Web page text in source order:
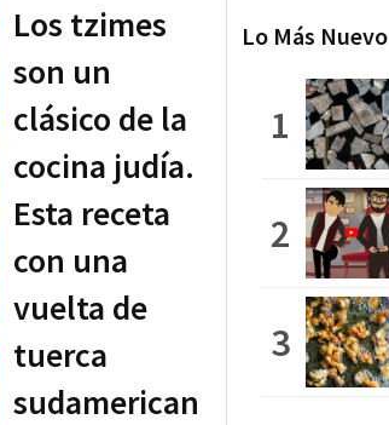
Los tzimes
son un
clásico de la
cocina judía.
Esta receta
con una
vuelta de
tuerca
sudamerican
Lo Más Nuevo